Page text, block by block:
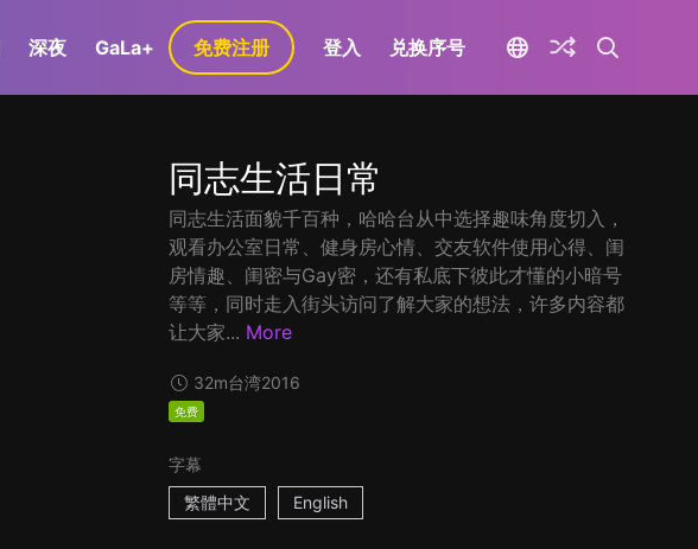
深夜 GaLa+ 免费注册 登入 兑换序号
同志生活日常
同志生活面貌千百种，哈哈台从中选择趣味角度切入，
观看办公室日常、健身房心情、交友软件使用心得、闺
房情趣、闺密与Gay密，还有私底下彼此才懂的小暗号
等等，同时走入街头访问了解大家的想法，许多内容都
让大家... More
32m台湾2016
免费
字幕
繁體中文
English